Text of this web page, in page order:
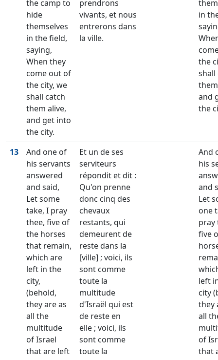
the camp to
hide
themselves
in the field,
saying,
When they
come out of
the city, we
shall catch
them alive,
and get into
the city.
prendrons
vivants, et nous
entrerons dans
la ville.
in
the
shall
and
the
13
And one of
his servants
answered
and said,
Let some
take, I pray
thee, five of
the horses
that remain,
which are
left in the
city,
(behold,
they are as
all the
multitude
of Israel
that are left
Et un de ses
serviteurs
répondit et dit :
Qu'on prenne
donc cinq des
chevaux
restants, qui
demeurent de
reste dans la
[ville] ; voici, ils
sont comme
toute la
multitude
d'Israël qui est
de reste en
elle ; voici, ils
sont comme
toute la
And
his
and
Let
one
pray
five
left
city
they
all
of
that